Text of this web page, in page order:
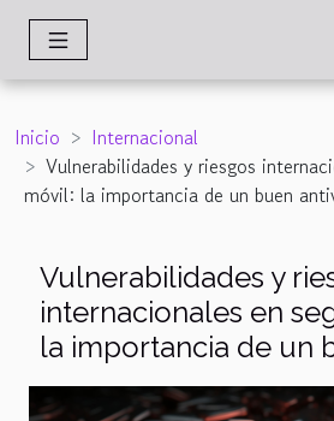
Inicio
Internacional
Vulnerabilidades y riesgos
móvil: la importancia de un buen
Vulnerabilidades y
internacionales en
la importancia de un